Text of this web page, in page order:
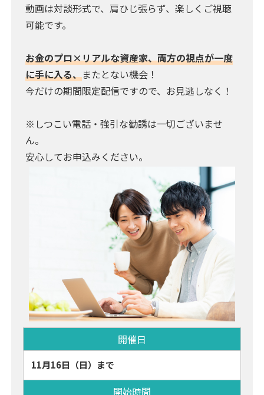
動画は対談形式で、肩ひじ張らず、楽しくご視聴
可能です。
お金のプロ×リアルな資産家、両方の視点が一度
に手に入る、またとない機会！
今だけの期間限定配信ですので、お見逃しなく！
※しつこい電話・強引な勧誘は一切ございませ
ん。
安心してお申込みください。
開催日
11月16日（日）まで
開始時間